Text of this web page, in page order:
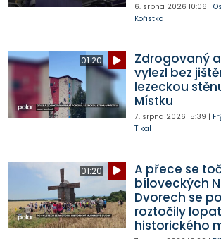
6. srpna 2026 10:06 |
Kořistka
01:20
Zdrogovaný
vylezl bez
lezeckou
Místku
7. srpna 2026 15:39 |
Tikal
01:20
A přece se
bíloveckých
Dvorech se
roztočily
historického